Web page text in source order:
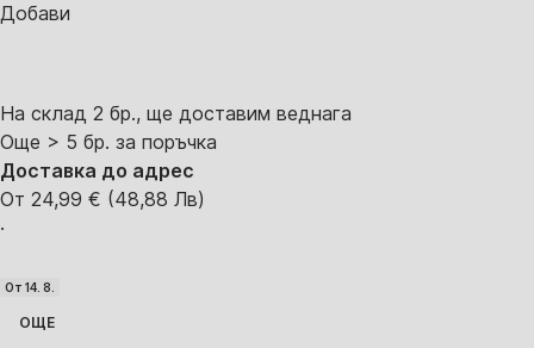
Добави
На склад 2 бр., ще доставим веднага
Още > 5 бр. за поръчка
Доставка до адрес
От 24,99 € (48,88 Лв)
·
От 14. 8.
ОЩЕ